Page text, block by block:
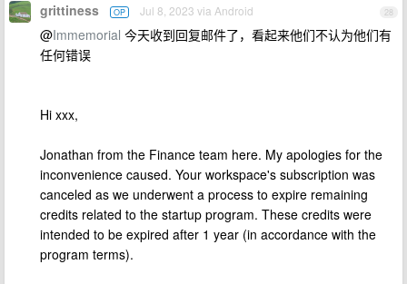
28
grittiness OP Jul 8, 2023 via Android
@Immemorial 今天收到回复邮件了，看起来他们不认为他们有
任何错误
Hi xxx,
Jonathan from the Finance team here. My apologies for the
inconvenience caused. Your workspace's subscription was
canceled as we underwent a process to expire remaining
credits related to the startup program. These credits were
intended to be expired after 1 year (in accordance with the
program terms).